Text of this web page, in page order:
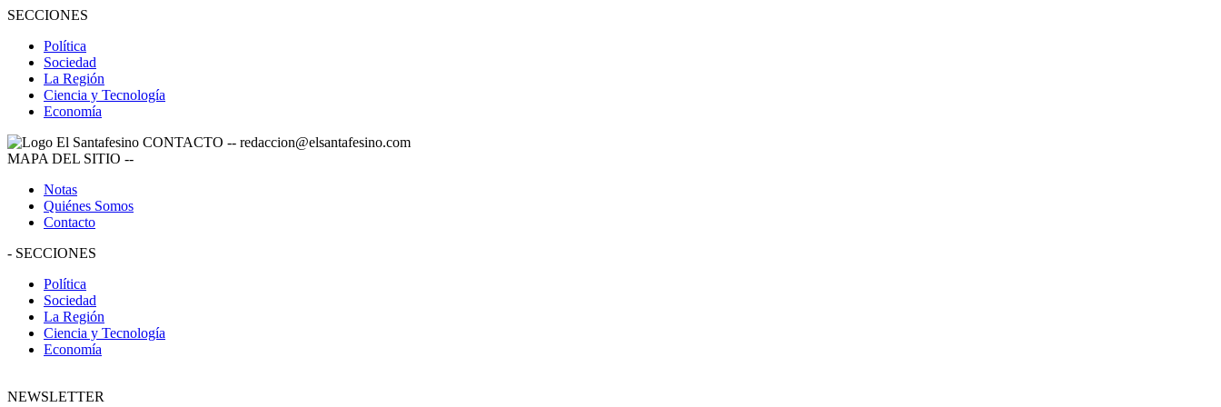
SECCIONES
Política
Sociedad
La Región
Ciencia y Tecnología
Economía
CONTACTO -- redaccion@elsantafesino.com
MAPA DEL SITIO --
Notas
Quiénes Somos
Contacto
- SECCIONES
Política
Sociedad
La Región
Ciencia y Tecnología
Economía
NEWSLETTER